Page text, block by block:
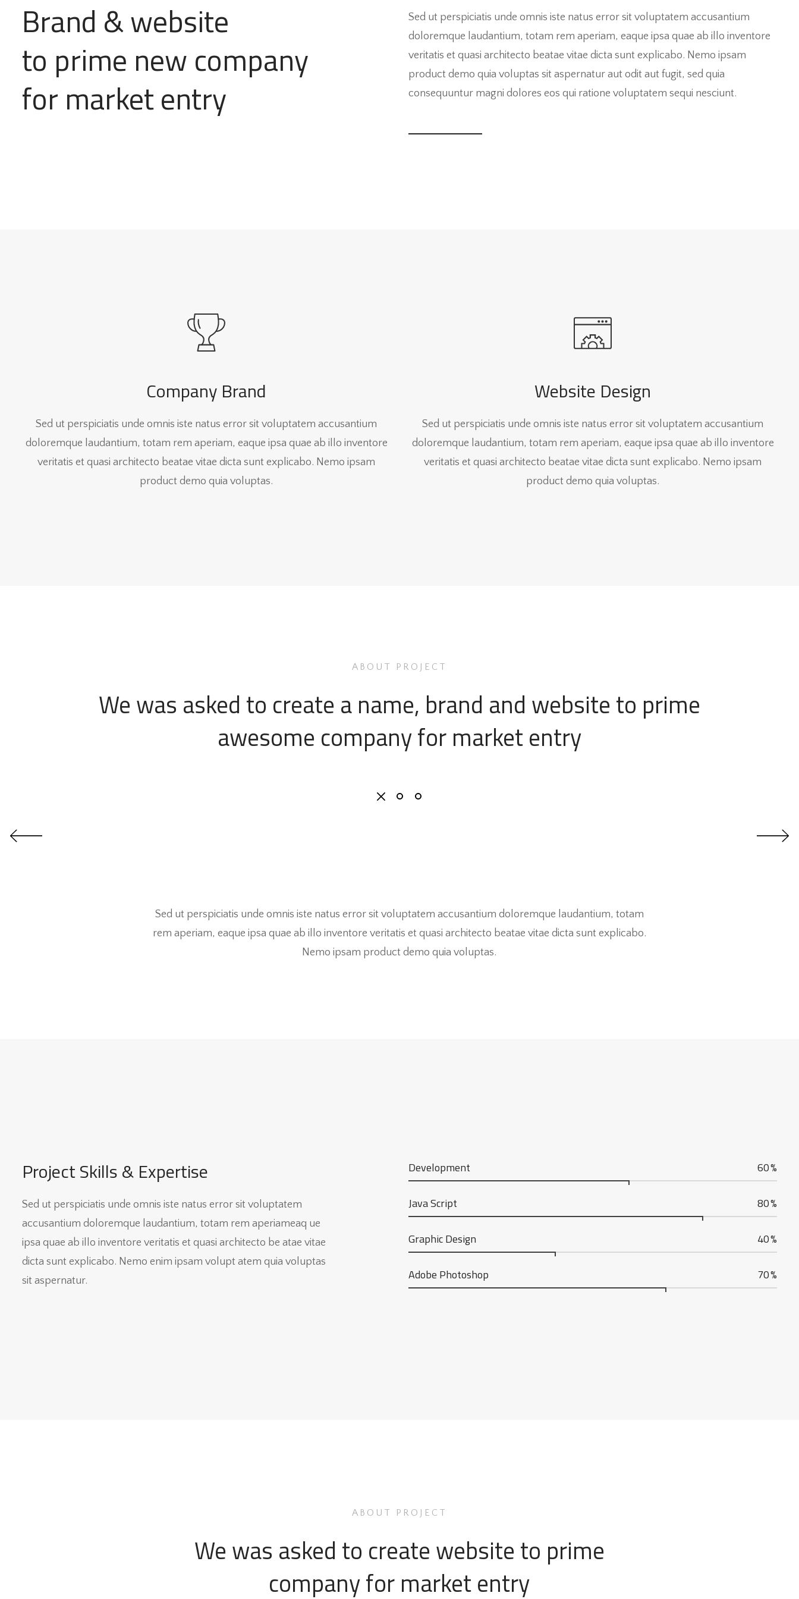
Brand & website
to prime new company
for market entry
Sed ut perspiciatis unde omnis iste natus error sit voluptatem accusantium
doloremque laudantium, totam rem aperiam, eaque ipsa quae ab illo inventore
veritatis et quasi architecto beatae vitae dicta sunt explicabo. Nemo ipsam
product demo quia voluptas sit aspernatur aut odit aut fugit, sed quia
consequuntur magni dolores eos qui ratione voluptatem sequi nesciunt.
Company Brand
Sed ut perspiciatis unde omnis iste natus error sit voluptatem accusantium
doloremque laudantium, totam rem aperiam, eaque ipsa quae ab illo inventore
veritatis et quasi architecto beatae vitae dicta sunt explicabo. Nemo ipsam
product demo quia voluptas.
Website Design
Sed ut perspiciatis unde omnis iste natus error sit voluptatem accusantium
doloremque laudantium, totam rem aperiam, eaque ipsa quae ab illo inventore
veritatis et quasi architecto beatae vitae dicta sunt explicabo. Nemo ipsam
product demo quia voluptas.
ABOUT PROJECT
We was asked to create a name, brand and website to prime
awesome company for market entry
Sed ut perspiciatis unde omnis iste natus error sit voluptatem accusantium doloremque laudantium, totam
rem aperiam, eaque ipsa quae ab illo inventore veritatis et quasi architecto beatae vitae dicta sunt explicabo.
Nemo ipsam product demo quia voluptas.
Project Skills & Expertise
Sed ut perspiciatis unde omnis iste natus error sit voluptatem
accusantium doloremque laudantium, totam rem aperiameaq ue
ipsa quae ab illo inventore veritatis et quasi architecto be atae vitae
dicta sunt explicabo. Nemo enim ipsam volupt atem quia voluptas
sit aspernatur.
Development 60%
Java Script 80%
Graphic Design 40%
Adobe Photoshop 70%
ABOUT PROJECT
We was asked to create website to prime
company for market entry